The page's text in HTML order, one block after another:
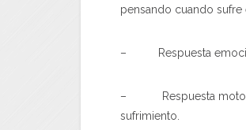
pensando cuando sufre
– Respuesta
– Respuesta motora:
sufrimiento.